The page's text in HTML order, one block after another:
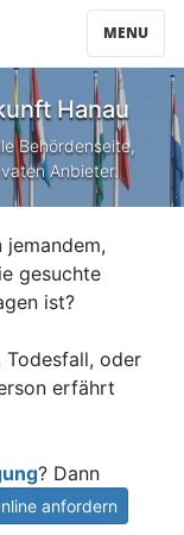
MENU
Hanau
Behördenseite,
Anbieter.
jemandem,
gesuchte
ist?
Todesfall, oder
erfährt
? Dann
anfordern